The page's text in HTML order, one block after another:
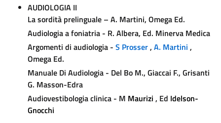
AUDIOLOGIA II
La sordità prelinguale – A. Martini, Omega Ed.
Audiologia a foniatria - R. Albera, Ed. Minerva Medica
Argomenti di audiologia - S Prosser, A. Martini ,
Omega Ed.
Manuale Di Audiologia - Del Bo M., Giaccai F., Grisanti
G. Masson-Edra
Audiovestibologia clinica - M Maurizi , Ed Idelson-
Gnocchi